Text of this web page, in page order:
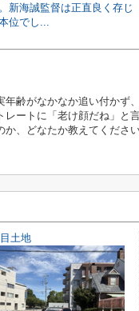
新海誠監督は正直良く存じ
位でし...
年齢がなかなか追い付かず
レートに「老け顔だね」と
か、どなたか教えてくださ
土地